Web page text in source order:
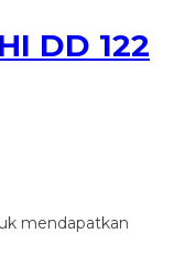
DD 122
mendapatkan